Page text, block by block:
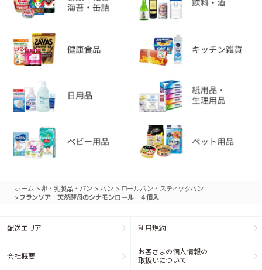
ホーム >卵・乳製品・パン > パン > ロールパン・スティックパン
> フランソア 天然酵母のシナモンロール ４個入
配送エリア 利用規約
会社概要
お客さまの個人情報の
取扱いについて